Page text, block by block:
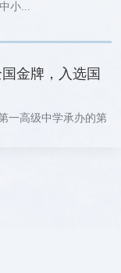
小...
金牌，入选国
一高级中学承办的第